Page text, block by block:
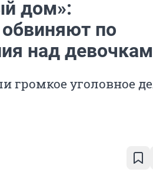
дом»:
обвиняют по
над
громкое уголовное